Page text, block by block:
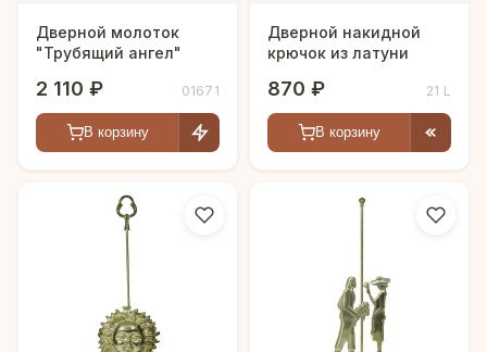
Дверной молоток
"Трубящий ангел"
2 110 ₽ 01671
В корзину
Дверной накидной
крючок из латуни
870 ₽ 21 L
В корзину